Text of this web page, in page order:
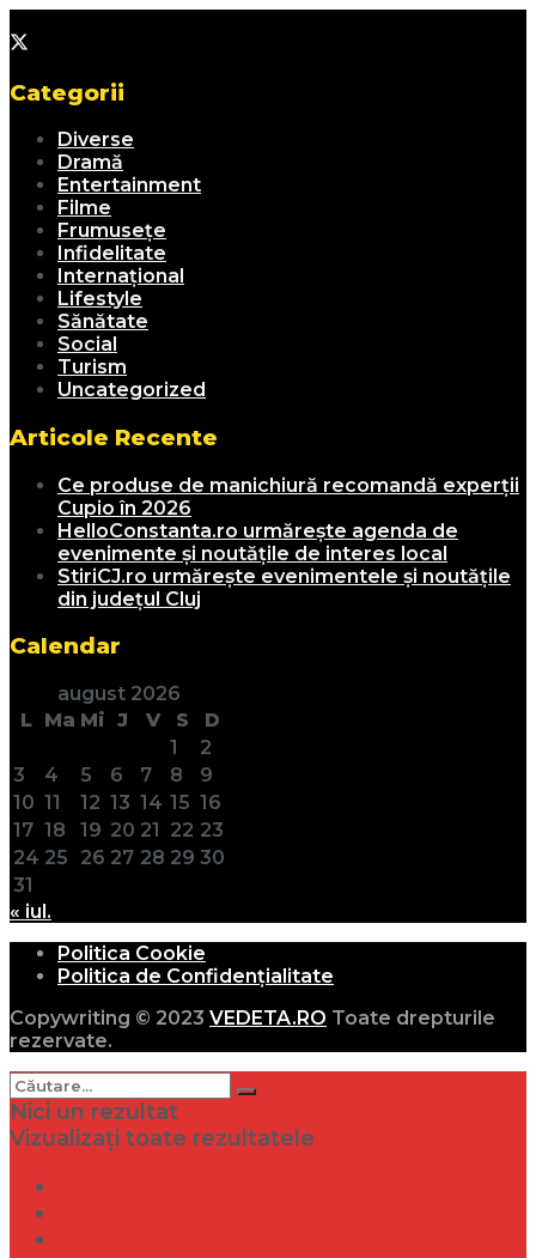
Categorii
Diverse
Dramă
Entertainment
Filme
Frumusețe
Infidelitate
Internațional
Lifestyle
Sănătate
Social
Turism
Uncategorized
Articole Recente
Ce produse de manichiură recomandă experții
Cupio în 2026
HelloConstanta.ro urmărește agenda de
evenimente și noutățile de interes local
StiriCJ.ro urmărește evenimentele și noutățile
din județul Cluj
Calendar
august 2026
L Ma Mi J V S
D
1
2
3
4 5 6 7 8
9
10 11 12 13 14 15 16
17 18 19 20 21 22 23
24 25 26 27 28 29 30
31
« iul.
Politica Cookie
Politica de Confidențialitate
Copywriting © 2023 VEDETA.RO Toate drepturile
rezervate.
Nici un rezultat
Vizualizați toate rezultatele